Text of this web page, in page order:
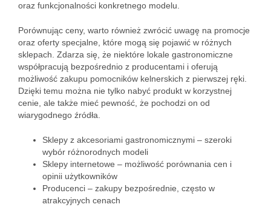
oraz funkcjonalności konkretnego modelu.
Porównując ceny, warto również zwrócić uwagę na promocje
oraz oferty specjalne, które mogą się pojawić w różnych
sklepach. Zdarza się, że niektóre lokale gastronomiczne
współpracują bezpośrednio z producentami i oferują
możliwość zakupu pomocników kelnerskich z pierwszej ręki.
Dzięki temu można nie tylko nabyć produkt w korzystnej
cenie, ale także mieć pewność, że pochodzi on od
wiarygodnego źródła.
Sklepy z akcesoriami gastronomicznymi – szeroki
wybór różnorodnych modeli
Sklepy internetowe – możliwość porównania cen i
opinii użytkowników
Producenci – zakupy bezpośrednie, często w
atrakcyjnych cenach